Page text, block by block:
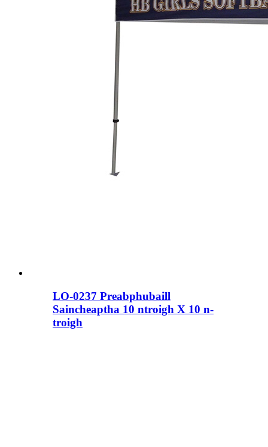
LO-0237 Preabphubaill
Saincheaptha 10 ntroigh X 10 n-
troigh